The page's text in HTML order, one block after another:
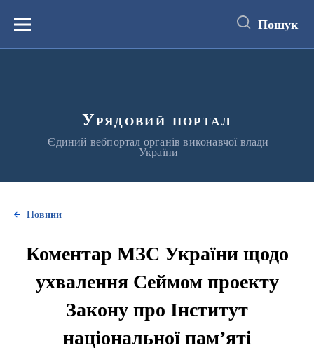
вмістуМеню Пошук
Урядовий портал
Єдиний вебпортал органів виконавчої влади
України
Новини
Коментар МЗС України щодо
ухвалення Сеймом проекту
Закону про Інститут
національної пам’яті